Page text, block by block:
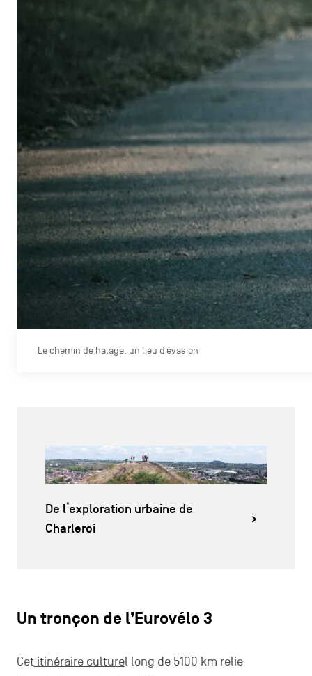
Le chemin de halage, un lieu d’évasion
De l’exploration urbaine de
Charleroi
Un tronçon de l’Eurovélo 3
Cetitinéraire culturel long de 5100 km relie